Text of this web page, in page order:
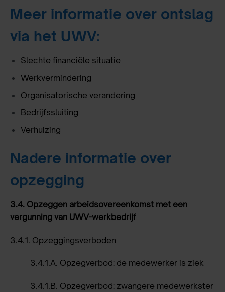
Meer informatie over ontslag
via het UWV:
Slechte financiële situatie
Werkvermindering
Organisatorische verandering
Bedrijfssluiting
Verhuizing
Nadere informatie over
opzegging
3.4. Opzeggen arbeidsovereenkomst met een
vergunning van UWV-werkbedrijf
3.4.1. Opzeggingsverboden
3.4.1.A. Opzegverbod: de medewerker is ziek
3.4.1.B. Opzegverbod: zwangere medewerkster